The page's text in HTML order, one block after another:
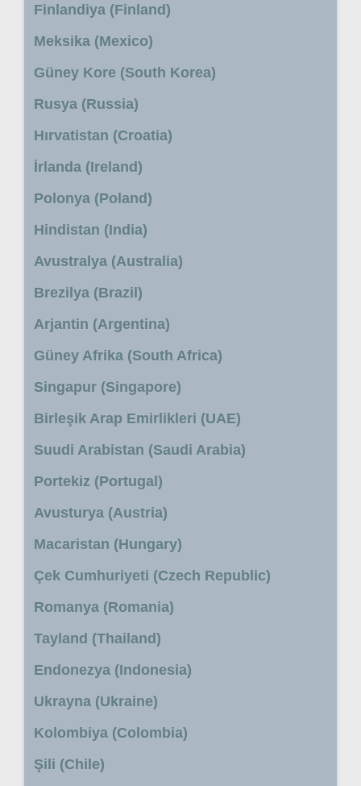
Finlandiya (Finland)
Meksika (Mexico)
Güney Kore (South Korea)
Rusya (Russia)
Hırvatistan (Croatia)
İrlanda (Ireland)
Polonya (Poland)
Hindistan (India)
Avustralya (Australia)
Brezilya (Brazil)
Arjantin (Argentina)
Güney Afrika (South Africa)
Singapur (Singapore)
Birleşik Arap Emirlikleri (UAE)
Suudi Arabistan (Saudi Arabia)
Portekiz (Portugal)
Avusturya (Austria)
Macaristan (Hungary)
Çek Cumhuriyeti (Czech Republic)
Romanya (Romania)
Tayland (Thailand)
Endonezya (Indonesia)
Ukrayna (Ukraine)
Kolombiya (Colombia)
Şili (Chile)